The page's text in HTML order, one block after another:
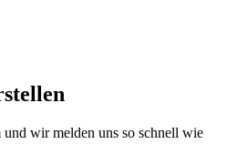
wir melden uns so schnell wie